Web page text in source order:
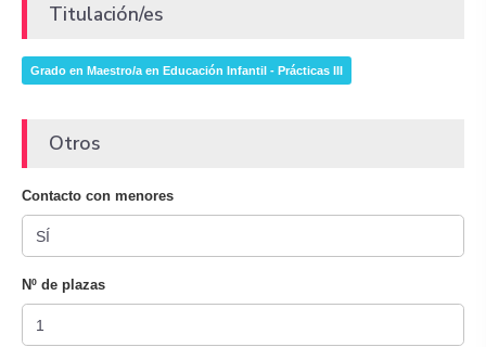
Titulación/es
Grado en Maestro/a en Educación Infantil - Prácticas III
Otros
Contacto con menores
Nº de plazas